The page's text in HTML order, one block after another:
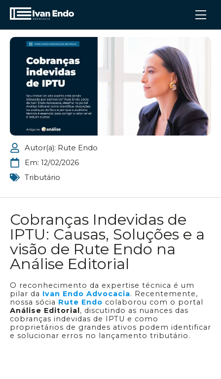
Autor(a): Rute Endo
Em: 12/02/2026
Tributário
Cobranças Indevidas de
IPTU: Causas, Soluções e a
visão de Rute Endo na
Análise Editorial
O reconhecimento da expertise técnica é um
pilar da Ivan Endo Advocacia. Recentemente,
nossa sócia Rute Endo colaborou com o portal
Análise Editorial, discutindo as nuances das
cobranças indevidas de IPTU e como
proprietários de grandes ativos podem identificar
e solucionar erros no lançamento tributário.